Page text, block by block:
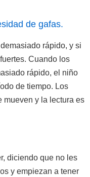
de gafas.
rápido, y si
Cuando los
rápido, el niño
de tiempo. Los
mueven y la lectura es
diciendo que no les
y empiezan a tener